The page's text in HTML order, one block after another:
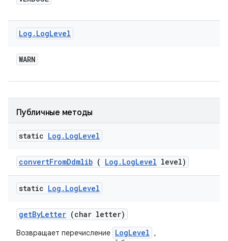
Log . LogLevel
WARN
Публичные методы
static Log . LogLevel
convertFromDdmlib ( Log . LogLevel level)
static Log . LogLevel
getByLetter (char letter)
Возвращает перечисление LogLevel
,